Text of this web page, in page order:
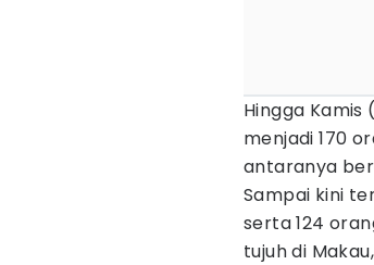
Hingga
menjadi 170
antaranya
Sampai kini
serta 124
tujuh di